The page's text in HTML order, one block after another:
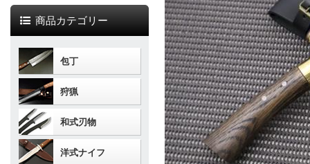
商品カテゴリー
包丁
狩猟
和式刃物
洋式ナイフ